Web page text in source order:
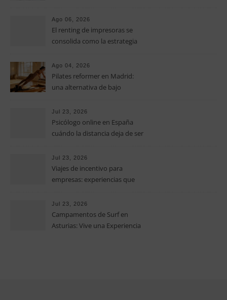
pymes
Ago 06, 2026
El renting de impresoras se
consolida como la estrategia
operativos en las pequeñas y
medianas empresas
Ago 04, 2026
Pilates reformer en Madrid:
una alternativa de bajo
fuerza y movilidad
Jul 23, 2026
Psicólogo online en España
cuándo la distancia deja de ser
terapia
Jul 23, 2026
Viajes de incentivo para
empresas: experiencias que
la oficina
Jul 23, 2026
Campamentos de Surf en
Asturias: Vive una Experiencia